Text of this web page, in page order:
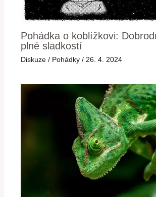
Pohádka o koblížkovi:
plné sladkostí
Diskuze / Pohádky / 26. 4. 2024